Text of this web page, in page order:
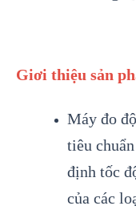
Giơi thiệu sản
Máy đo
tiêu
định tốc
của các